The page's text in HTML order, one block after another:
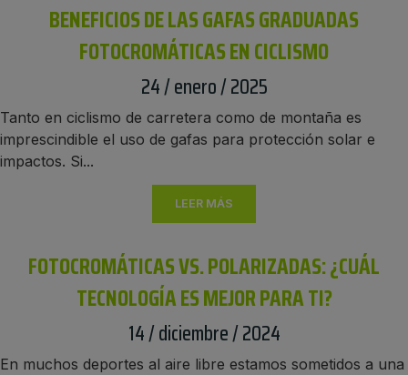
BENEFICIOS DE LAS GAFAS GRADUADAS
FOTOCROMÁTICAS EN CICLISMO
24 / enero / 2025
Tanto en ciclismo de carretera como de montaña es
imprescindible el uso de gafas para protección solar e
impactos. Si...
LEER MÁS
FOTOCROMÁTICAS VS. POLARIZADAS: ¿CUÁL
TECNOLOGÍA ES MEJOR PARA TI?
14 / diciembre / 2024
En muchos deportes al aire libre estamos sometidos a una